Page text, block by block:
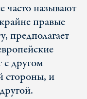
часто называют
правые
предполагает
с другом
стороны, и